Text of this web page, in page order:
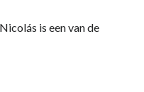
is een van de